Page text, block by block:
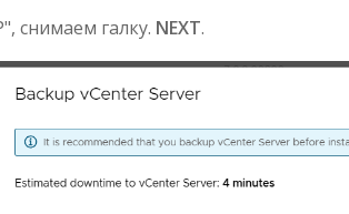
снимаем галку. NEXT.